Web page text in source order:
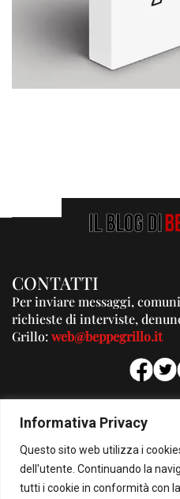
Informativa Privacy
Questo sito web utilizza i
dell'utente. Continuando la
tutti i cookie in conformità con
CONTATTI
Per inviare messaggi,
richieste di interviste,
Grillo:web@beppegrillo.it
Per la